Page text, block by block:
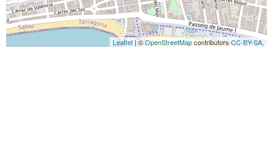
Leaflet | ©OpenStreetMapcontributorsCC-BY-SA,